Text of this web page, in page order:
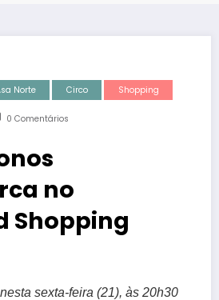
Norte Circo Shopping
0 Comentários
no
Shopping
sexta-feira (21), às 20h30